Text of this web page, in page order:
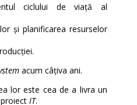
ciclului de viață al
și planificarea resurselor
acum câțiva ani.
lor este cea de a livra un
IT.